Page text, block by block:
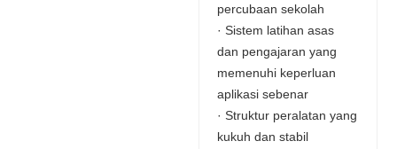
percubaan sekolah
· Sistem latihan asas
dan pengajaran yang
memenuhi keperluan
aplikasi sebenar
· Struktur peralatan yang
kukuh dan stabil